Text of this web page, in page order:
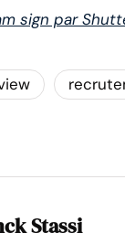
sign par
Stassi